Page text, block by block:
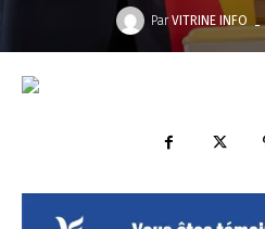
Par VITRINE INFO -